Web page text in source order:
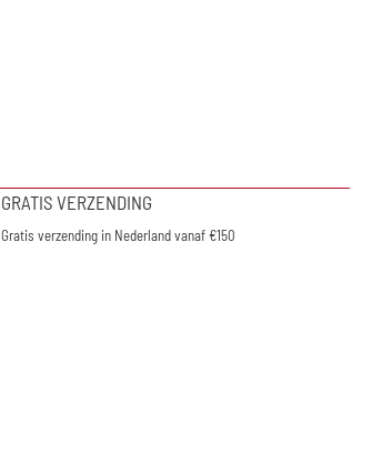
GRATIS VERZENDING
Gratis verzending in Nederland vanaf €150